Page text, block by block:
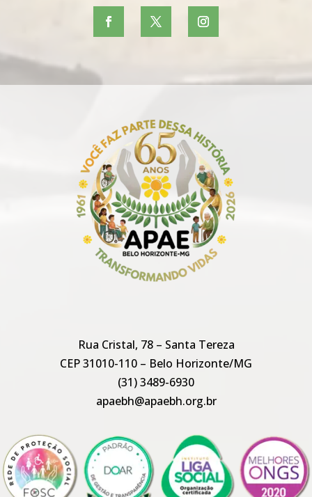
Rua Cristal, 78 – Santa Tereza
CEP 31010-110 – Belo Horizonte/MG
(31) 3489-6930
apaebh@apaebh.org.br